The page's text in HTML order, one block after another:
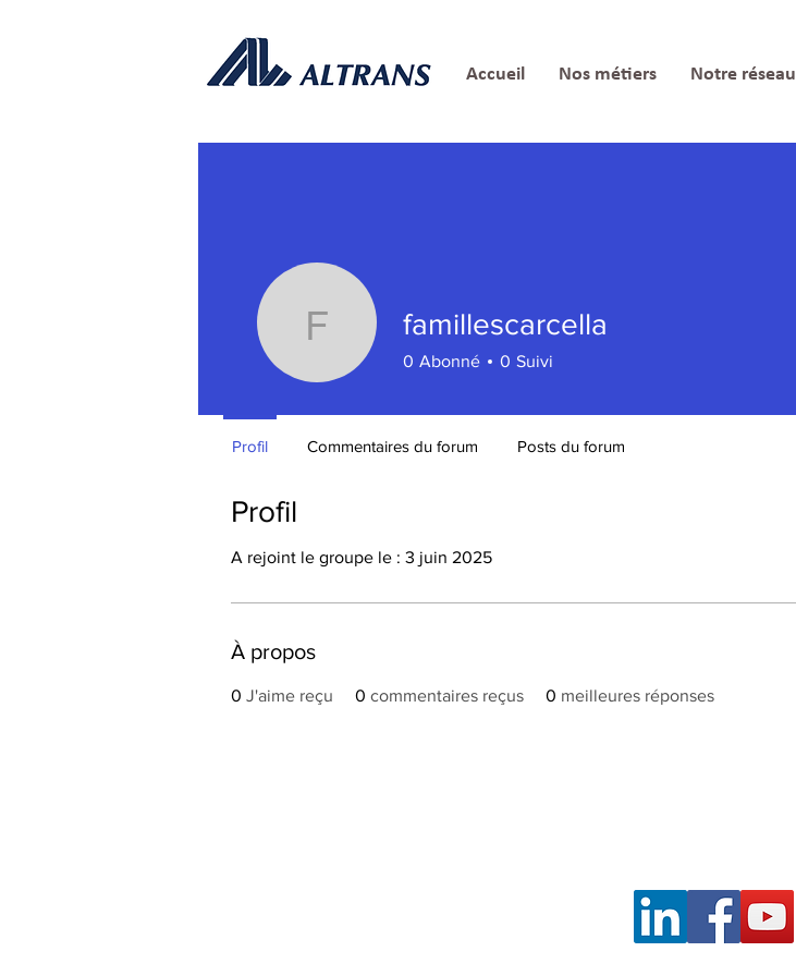
Accueil Nos métiers Notre réseau
Profil
A rejoint le groupe le : 3 juin 2025
À propos
0 J'aime reçu 0 commentaires reçus 0 meilleures réponses
famillescarcella
famillescarcella
0 Abonné 0 Suivi
Profil Commentaires du forum Posts du forum